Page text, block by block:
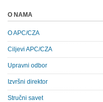
O NAMA
O APC/CZA
Ciljevi APC/CZA
Upravni odbor
Izvršni direktor
Stručni savet